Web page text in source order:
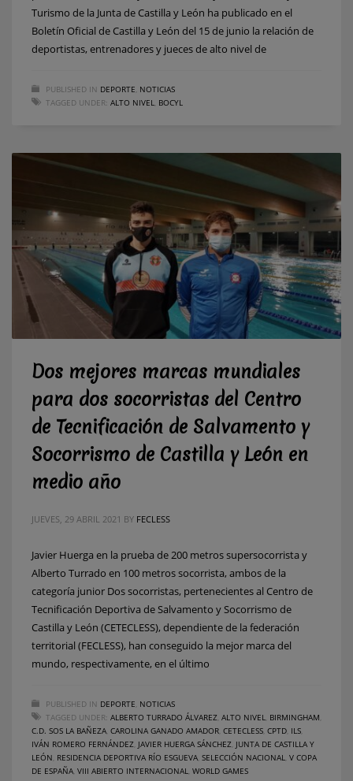
Turismo de la Junta de Castilla y León ha publicado en el
Boletín Oficial de Castilla y León del 15 de junio la relación de
deportistas, entrenadores y jueces de alto nivel de
PUBLISHED IN DEPORTE NOTICIAS
TAGGED UNDER: ALTO NIVEL BOCYL
Dos mejores marcas mundiales
para dos socorristas del Centro
de Tecnificación de Salvamento y
Socorrismo de Castilla y León en
medio año
JUEVES, 29 ABRIL 2021 BY FECLESS
Javier Huerga en la prueba de 200 metros supersocorrista y
Alberto Turrado en 100 metros socorrista, ambos de la
categoría junior Dos socorristas, pertenecientes al Centro de
Tecnificación Deportiva de Salvamento y Socorrismo de
Castilla y León (CETECLESS), dependiente de la federación
territorial (FECLESS), han conseguido la mejor marca del
mundo, respectivamente, en el último
PUBLISHED IN DEPORTE NOTICIAS
TAGGED UNDER: ALBERTO TURRADO ÁLVAREZ ALTO NIVEL BIRMINGHAM
C.D. SOS LA BAÑEZA CAROLINA GANADO AMADOR CETECLESS CPTD ILS
IVÁN ROMERO FERNÁNDEZ JAVIER HUERGA SÁNCHEZ JUNTA DE CASTILLA Y
LEÓN RESIDENCIA DEPORTIVA RÍO ESGUEVA SELECCIÓN NACIONAL V COPA
DE ESPAÑA VIII ABIERTO INTERNACIONAL WORLD GAMES